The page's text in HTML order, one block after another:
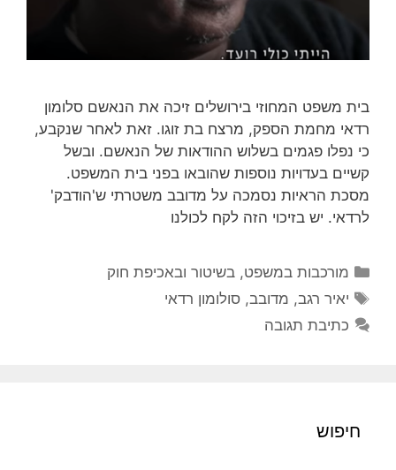
בית משפט המחוזי בירושלים זיכה את הנאשם סלומון
רדאי מחמת הספק, מרצח בת זוגו. זאת לאחר שנקבע,
כי נפלו פגמים בשלוש ההודאות של הנאשם. ובשל
קשיים בעדויות נוספות שהובאו בפני בית המשפט.
מסכת הראיות נסמכה על מדובב משטרתי ש'הודבק'
לרדאי. יש בזיכוי הזה לקח לכולנו
קטגוריות
מורכבות במשפט, בשיטור ובאכיפת חוק
תגיות
יאיר רגב, מדובב,סולומון רדאי
כתיבת תגובה
חיפוש